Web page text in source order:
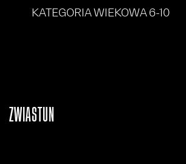
KATEGORIA WIEKOWA 6-10
ZWIASTUN